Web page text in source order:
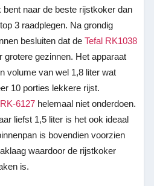
bent naar de beste rijstkoker dan
3 raadplegen. Na grondig
besluiten dat deTefal RK1038
grotere gezinnen. Het apparaat
volume van wel 1,8 liter wat
10 porties lekkere rijst.
6127 helemaal niet onderdoen.
liefst 1,5 liter is het ook ideaal
is bovendien voorzien
waardoor de rijstkoker
is.